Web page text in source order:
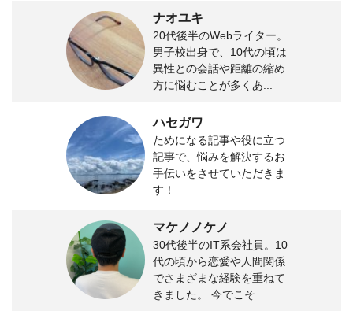
ナオユキ
20代後半のWebライター。
男子校出身で、10代の頃は
異性との会話や距離の縮め
方に悩むことが多くあ...
ハセガワ
ためになる記事や役に立つ
記事で、悩みを解決するお
手伝いをさせていただきま
す！
マケノノケノ
30代後半のIT系会社員。10
代の頃から恋愛や人間関係
でさまざまな経験を重ねて
きました。 今でこそ...